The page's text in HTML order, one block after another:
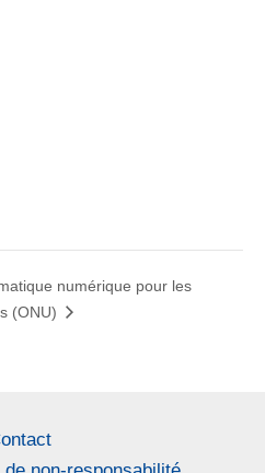
numérique pour les
(ONU)